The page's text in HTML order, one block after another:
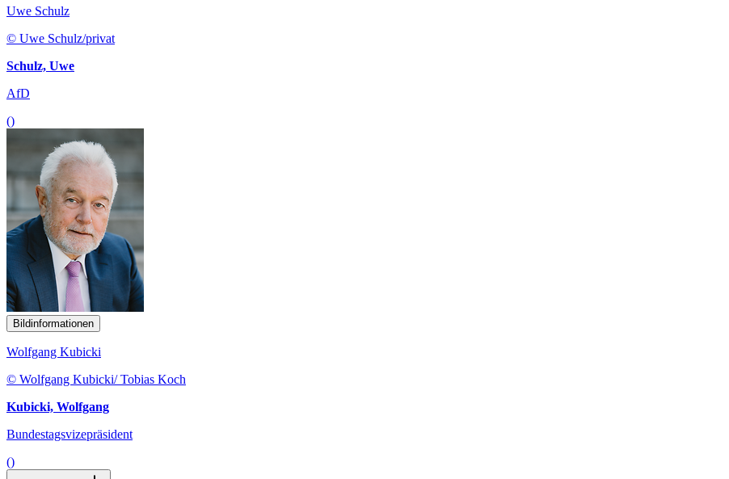
Uwe Schulz
© Uwe Schulz/privat
Schulz, Uwe
AfD
()
Bildinformationen
Wolfgang Kubicki
© Wolfgang Kubicki/ Tobias Koch
Kubicki, Wolfgang
Bundestagsvizepräsident
()